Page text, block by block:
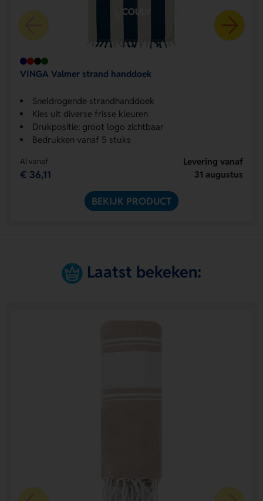
VINGA Valmer strand handdoek
Sneldrogende strandhanddoek
Kies uit diverse frisse kleuren
Drukpositie: groot logo zichtbaar
Bedrukken vanaf 5 stuks
Al vanaf
€ 36,11
Levering vanaf
31 augustus
BEKIJK PRODUCT
Laatst bekeken: